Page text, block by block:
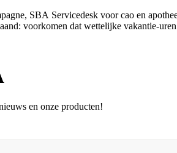
SBA Servicedesk voor cao en
voorkomen dat wettelijke vakantie-
en onze producten!